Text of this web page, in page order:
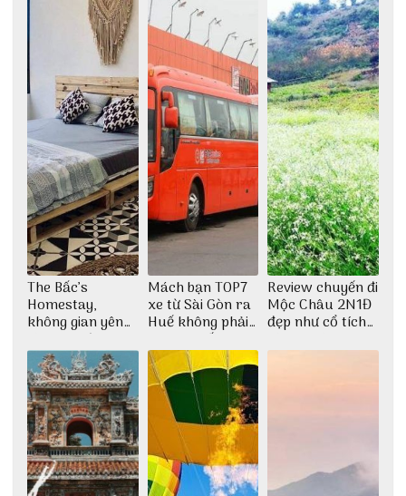
The Bấc’s
Homestay,
không gian yên
bình tại Hòn Sơn
Mách bạn TOP7
xe từ Sài Gòn ra
Huế không phải
ai cũng biết
Review chuyến đi
Mộc Châu 2N1Đ
đẹp như cổ tích
Thu Hà